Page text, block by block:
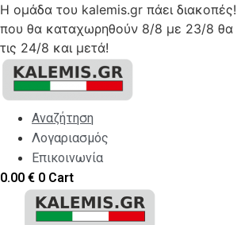
Η ομάδα του kalemis.gr πάει
που θα καταχωρηθούν 8/8 με 23/8 θα
τις 24/8 και μετά!
Skip
content
Αναζήτηση
Λογαριασμός
Επικοινωνία
0.00 € 0 Cart